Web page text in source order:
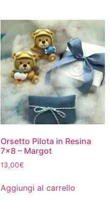
Orsetto Pilota in Resina
7×8 – Margot
13,00€
Aggiungi al carrello